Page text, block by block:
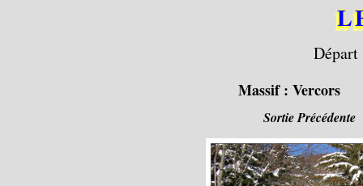
Massif : Vercors
Sortie Précédente